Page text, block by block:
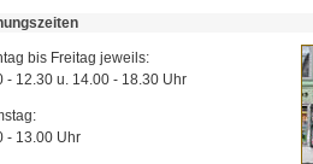
bis Freitag jeweils:
- 12.30 u. 14.00 - 18.30 Uhr
- 13.00 Uhr